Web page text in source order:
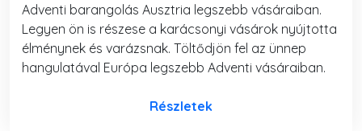
Adventi barangolás Ausztria legszebb vásáraiban.
Legyen ön is részese a karácsonyi vásárok nyújtotta
élménynek és varázsnak. Töltődjön fel az ünnep
hangulatával Európa legszebb Adventi vásáraiban.
Részletek